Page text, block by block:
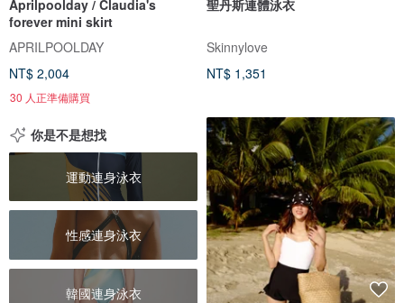
Aprilpoolday / Claudia's
forever mini skirt
APRILPOOLDAY
NT$ 2,004
30 人正準備購買
聖丹斯連體泳衣
Skinnylove
NT$ 1,351
你是不是想找
運動連身泳衣
性感連身泳衣
韓國連身泳衣